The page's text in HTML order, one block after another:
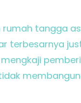
tangga
terbesarnya